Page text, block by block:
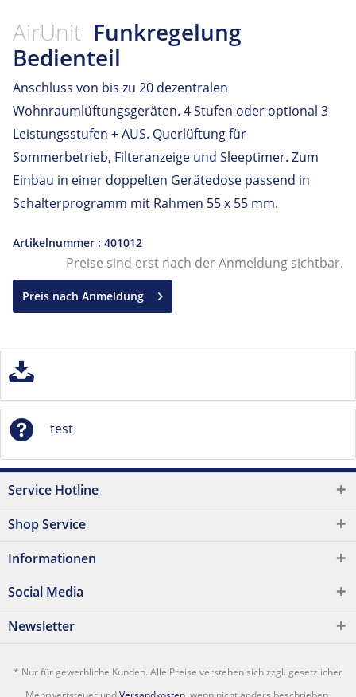
AirUnit Funkregelung
Bedienteil
Anschluss von bis zu 20 dezentralen
Wohnraumlüftungsgeräten. 4 Stufen oder optional 3
Leistungsstufen + AUS. Querlüftung für
Sommerbetrieb, Filteranzeige und Sleeptimer. Zum
Einbau in einer doppelten Gerätedose passend in
Schalterprogramm mit Rahmen 55 x 55 mm.
Artikelnummer : 401012
Preise sind erst nach der Anmeldung sichtbar.
Preis nach Anmeldung
test
Service Hotline
Shop Service
Informationen
Social Media
Newsletter
* Nur für gewerbliche Kunden. Alle Preise verstehen sich zzgl. gesetzlicher